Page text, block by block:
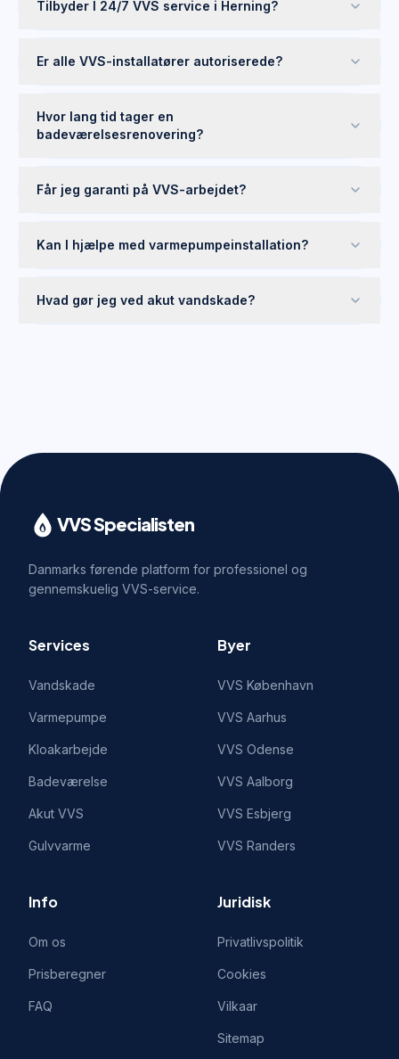
Tilbyder I 24/7 VVS service i Herning?
Er alle VVS-installatører autoriserede?
Hvor lang tid tager en
badeværelsesrenovering?
Får jeg garanti på VVS-arbejdet?
Kan I hjælpe med varmepumpeinstallation?
Hvad gør jeg ved akut vandskade?
VVS Specialisten
Danmarks førende platform for professionel og
gennemskuelig VVS-service.
Services
Vandskade
Varmepumpe
Kloakarbejde
Badeværelse
Akut VVS
Gulvvarme
Byer
VVS København
VVS Aarhus
VVS Odense
VVS Aalborg
VVS Esbjerg
VVS Randers
Info
Om os
Prisberegner
FAQ
Juridisk
Privatlivspolitik
Cookies
Vilkaar
Sitemap